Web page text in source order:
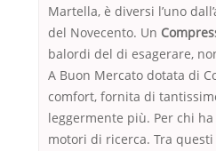
Martella, è diversi l’uno
del Novecento. Un
balordi del di esagerare,
A Buon Mercato dotata di
comfort, fornita di
leggermente più. Per chi
motori di ricerca. Tra